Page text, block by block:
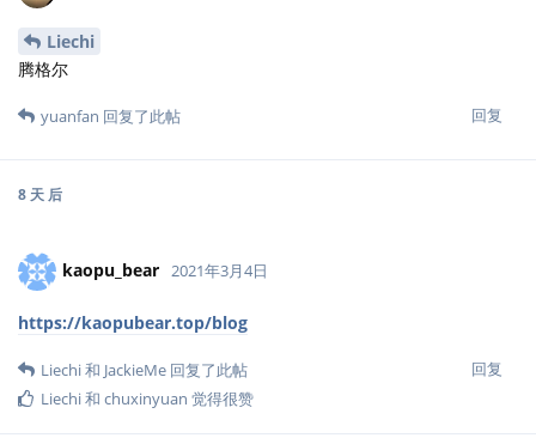
Liechi
腾格尔
回复
yuanfan 回复了此帖
8 天后
kaopu_bear 2021年3月4日
https://kaopubear.top/blog
回复
Liechi和 JackieMe 回复了此帖
Liechi和 chuxinyuan 觉得很赞